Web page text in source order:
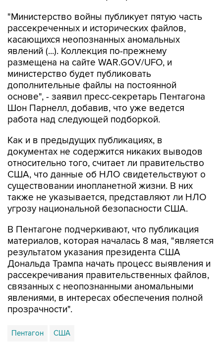
"Министерство войны публикует пятую часть
рассекреченных и исторических файлов,
касающихся неопознанных аномальных
явлений (...). Коллекция по-прежнему
размещена на сайте WAR.GOV/UFO, и
министерство будет публиковать
дополнительные файлы на постоянной
основе", - заявил пресс-секретарь Пентагона
Шон Парнелл, добавив, что уже ведется
работа над следующей подборкой.
Как и в предыдущих публикациях, в
документах не содержится никаких выводов
относительно того, считает ли правительство
США, что данные об НЛО свидетельствуют о
существовании инопланетной жизни. В них
также не указывается, представляют ли НЛО
угрозу национальной безопасности США.
В Пентагоне подчеркивают, что публикация
материалов, которая началась 8 мая, "является
результатом указания президента США
Дональда Трампа начать процесс выявления и
рассекречивания правительственных файлов,
связанных с неопознанными аномальными
явлениями, в интересах обеспечения полной
прозрачности".
Пентагон США